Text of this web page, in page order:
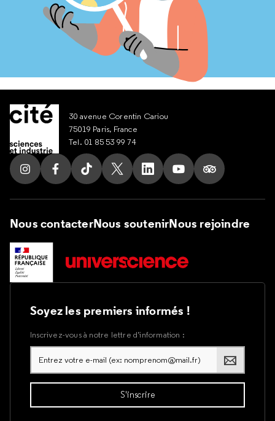
30 avenue Corentin Cariou
75019 Paris, France
Tel. 01 85 53 99 74
Suivez nous sur Instagram
Suivez nous sur Facebook
Suivez nous sur Tik Tok
Suivez nous sur X
Suivez nous sur LinkedIn
Suivez nous sur
Suivez nous
Nous contacterNous soutenirNous rejoindre
Soyez les premiers informés !
Inscrivez-vous à notre lettre d’information :